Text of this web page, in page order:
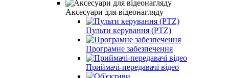
Аксесуари для відеонагляду
Пульти керування (PTZ)
Програмне забезпечення
Приймачі-передавачі відео